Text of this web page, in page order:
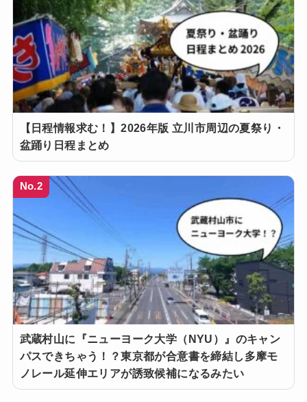
【日程情報求む！】2026年版 立川市周辺の夏祭り・
盆踊り日程まとめ
No.2
武蔵村山に『ニューヨーク大学（NYU）』のキャン
パスできちゃう！？東京都が合意書を締結し多摩モ
ノレール延伸エリアが誘致候補になるみたい